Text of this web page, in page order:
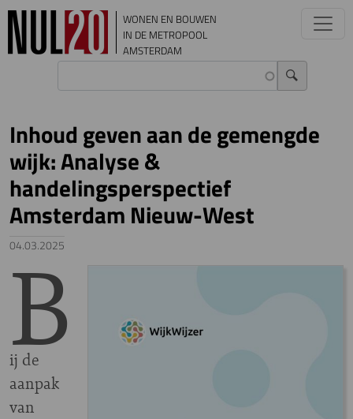
Overslaan en naar de inhoud gaan
WONEN EN BOUWEN
IN DE METROPOOL
AMSTERDAM
Inhoud geven aan de gemengde
wijk: Analyse &
handelingsperspectief
Amsterdam Nieuw-West
04.03.2025
B
ij de
aanpak
van